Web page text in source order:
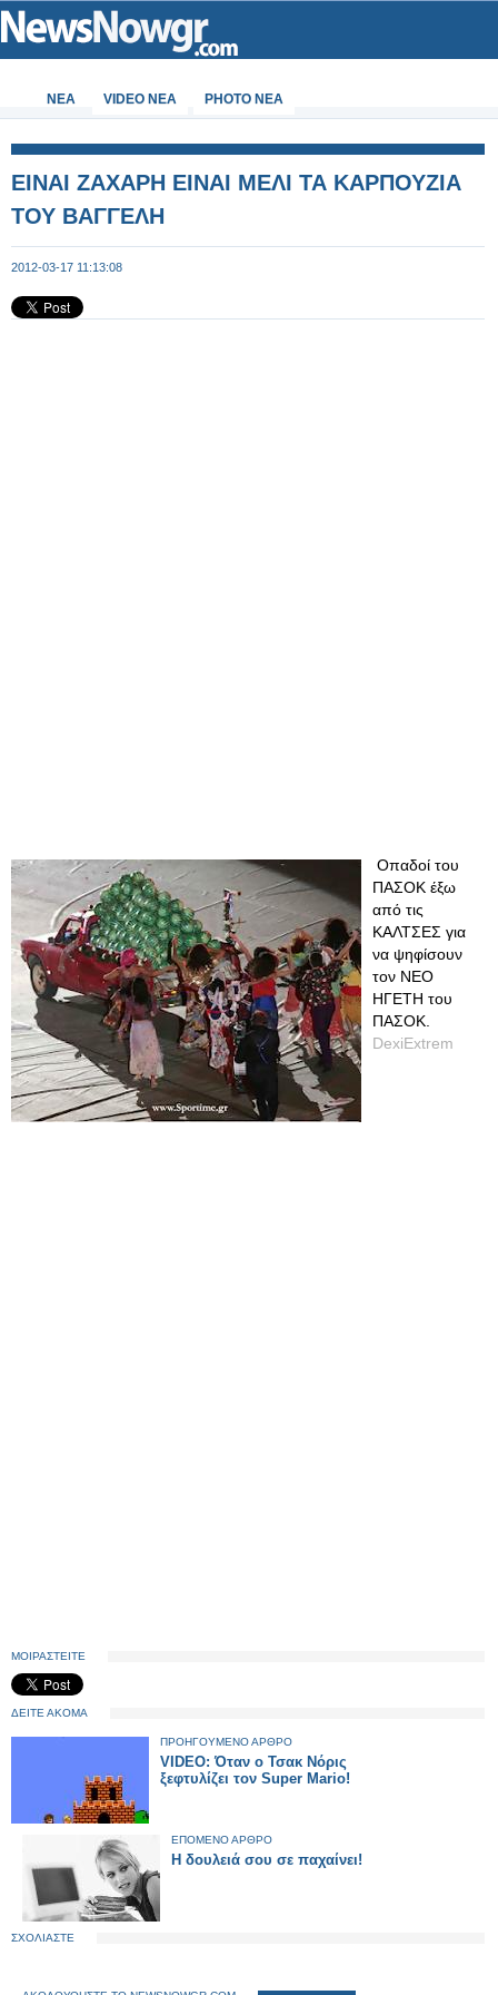
ΝΕΑ VIDEO NEA PHOTO NEA
ΕΙΝΑΙ ΖΑΧΑΡΗ ΕΙΝΑΙ ΜΕΛΙ ΤΑ ΚΑΡΠΟΥΖΙΑ
ΤΟΥ ΒΑΓΓΕΛΗ
2012-03-17 11:13:08
Οπαδοί του
ΠΑΣΟΚ έξω
από τις
ΚΑΛΤΣΕΣ για
να ψηφίσουν
τον ΝΕΟ
ΗΓΕΤΗ του
ΠΑΣΟΚ.
DexiExtrem
ΜΟΙΡΑΣΤΕΙΤΕ
ΔΕΙΤΕ ΑΚΟΜΑ
ΠΡΟΗΓΟΥΜΕΝΟ ΑΡΘΡΟ
VIDEΟ: Όταν ο Τσακ Νόρις
ξεφτυλίζει τον Super Mario!
ΕΠΟΜΕΝΟ ΑΡΘΡΟ
Η δουλειά σου σε παχαίνει!
ΣΧΟΛΙΑΣΤΕ